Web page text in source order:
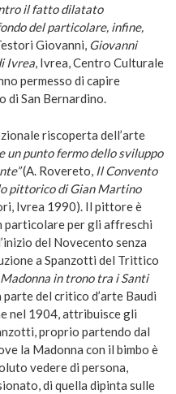
il fatto dilatato
del particolare, infine,
Giovanni, Giovanni
Ivrea, Ivrea, Centro Culturale
permesso di capire
di San Bernardino.
riscoperta dell’arte
un punto fermo dello sviluppo
(A. Rovereto, Il Convento
pittorico di Gian Martino
Ivrea 1990). Il pittore è
particolare per gli affreschi
del Novecento senza
a Spanzotti del Trittico
Madonna in trono tra i Santi
parte del critico d’arte Baudi
nel 1904, attribuisce gli
proprio partendo dal
la Madonna con il bimbo è
vedere di persona,
di quella dipinta sulle